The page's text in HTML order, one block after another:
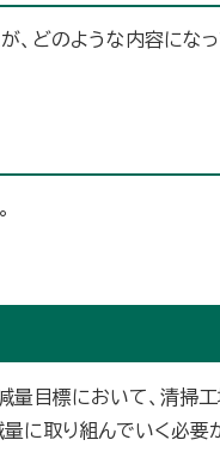
、どのような内容にな
量目標において、清掃
に取り組んでいく必